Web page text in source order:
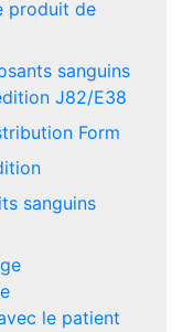
produit de
sanguins
J82/E38
Form
sanguins
le patient